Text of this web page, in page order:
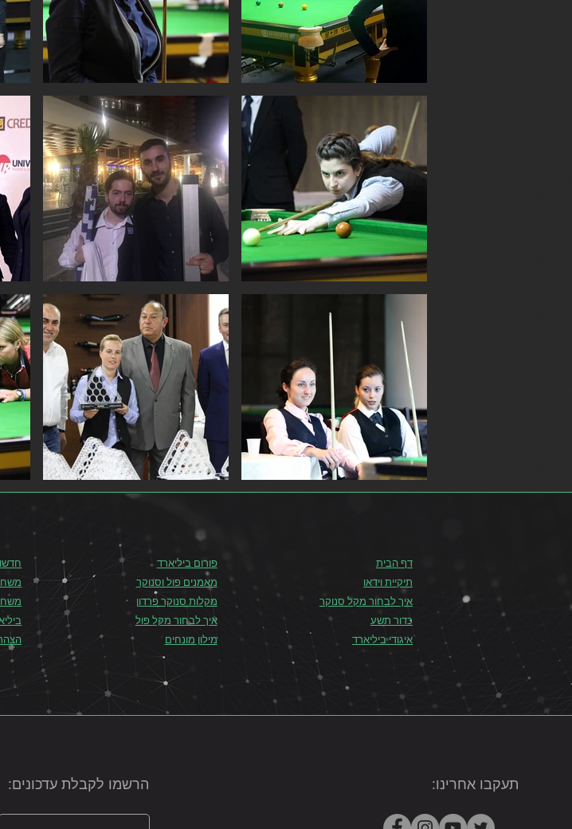
הרשמו לקבלת עדכונים: תעקבו אחרינו:
דף הבית
תיקיית וידאו
איך לבחור מקל סנוקר
כדור תשע
איגודי ביליארד
פורום ביליארד
מאמנים פול וסנוקר
מקלות סנוקר פרדון
איך לבחור מקל פול
מילון מונחים